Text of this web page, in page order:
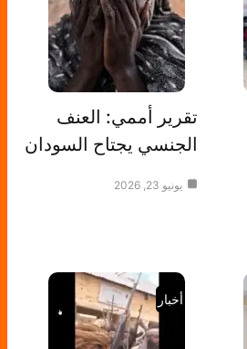
تقرير أممي: العنف
الجنسي يجتاح السودان
يونيو 23, 2026
أخبار